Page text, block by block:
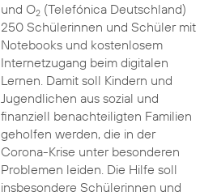
und O2(Telefónica Deutschland)
250 Schülerinnen und Schüler mit
Notebooks und kostenlosem
Internetzugang beim digitalen
Lernen. Damit soll Kindern und
Jugendlichen aus sozial und
finanziell benachteiligten Familien
geholfen werden, die in der
Corona-Krise unter besonderen
Problemen leiden. Die Hilfe soll
insbesondere Schülerinnen und